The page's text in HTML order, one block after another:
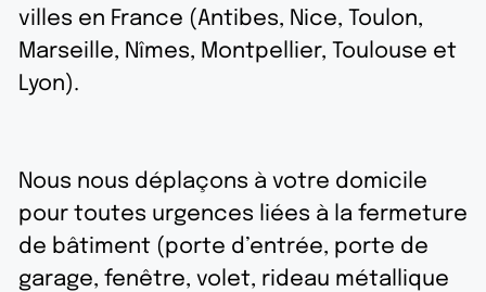
villes en France (Antibes, Nice, Toulon,
Marseille, Nîmes, Montpellier, Toulouse et
Lyon).
Nous nous déplaçons à votre domicile
pour toutes urgences liées à la fermeture
de bâtiment (porte d’entrée, porte de
garage, fenêtre, volet, rideau métallique